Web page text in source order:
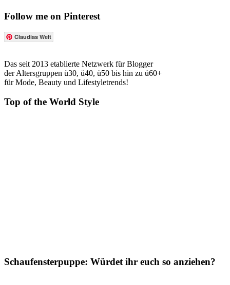
Follow me on Pinterest
Claudias Welt
Das seit 2013 etablierte Netzwerk für Blogger
der Altersgruppen ü30, ü40, ü50 bis hin zu ü60+
für Mode, Beauty und Lifestyletrends!
Top of the World Style
Schaufensterpuppe: Würdet ihr euch so anziehen?